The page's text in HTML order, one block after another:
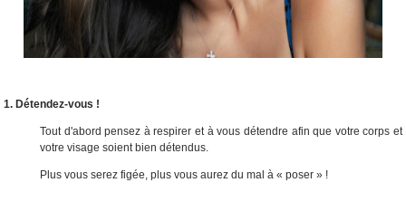
1. Détendez-vous !
Tout d'abord pensez à respirer et à vous détendre afin que votre corps et
votre visage soient bien détendus.
Plus vous serez figée, plus vous aurez du mal à « poser » !